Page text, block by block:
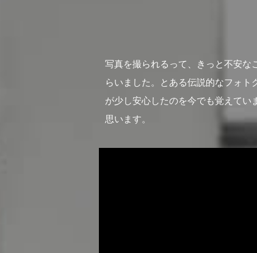
写真を撮られるって、きっと不安な
らいました。とある伝説的なフォ
が少し安心したのを今でも覚えてい
思います。